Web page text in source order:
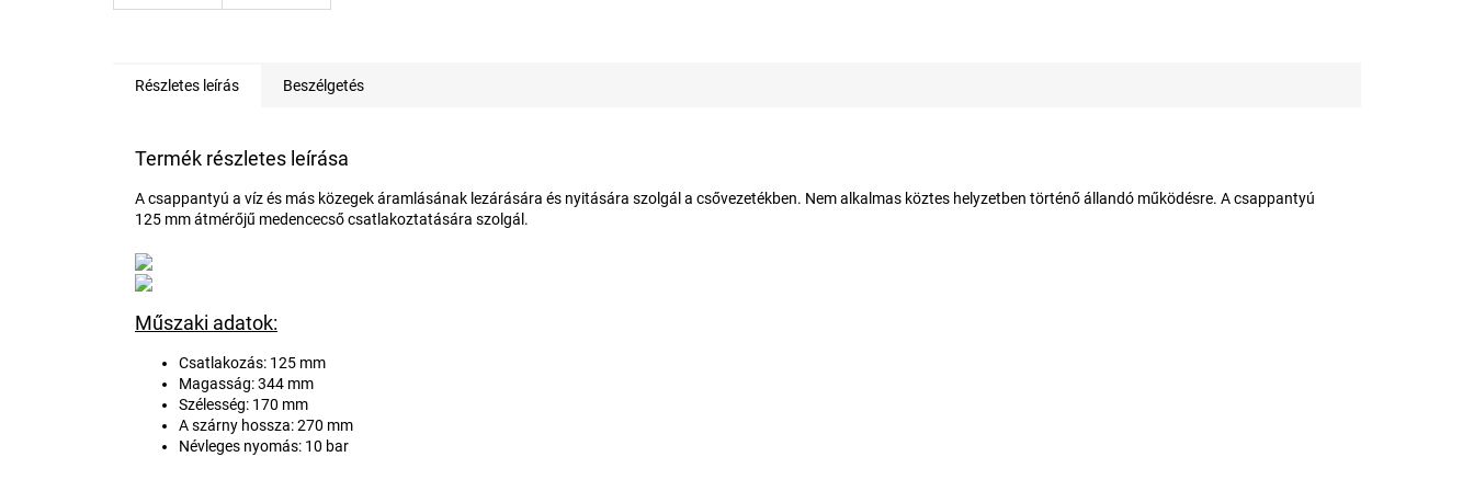
Részletes leírás Beszélgetés
Termék részletes leírása
A csappantyú a víz és más közegek áramlásának lezárására és nyitására szolgál a csővezetékben. Nem alkalmas köztes helyzetben történő állandó működésre. A csappantyú
125 mm átmérőjű medencecső csatlakoztatására szolgál.
Műszaki adatok:
Csatlakozás: 125 mm
Magasság: 344 mm
Szélesség: 170 mm
A szárny hossza: 270 mm
Névleges nyomás: 10 bar